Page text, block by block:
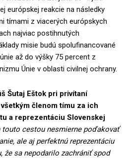
európskej reakcie na následky
tímami z viacerých európskych
najviac postihnutých
misie budú spolufinancované
až do výšky 75 percent z
Únie v oblasti civilnej ochrany.
Šutaj Eštok pri privítaní
členom tímu za ich
a reprezentáciu Slovenskej
touto cestou nesmierne poďakovať
ale aj perfektnú reprezentáciu
že sa nepodarilo zachrániť spod